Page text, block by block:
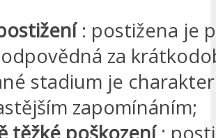
: postižena je
za
stadium je
zapomínáním;